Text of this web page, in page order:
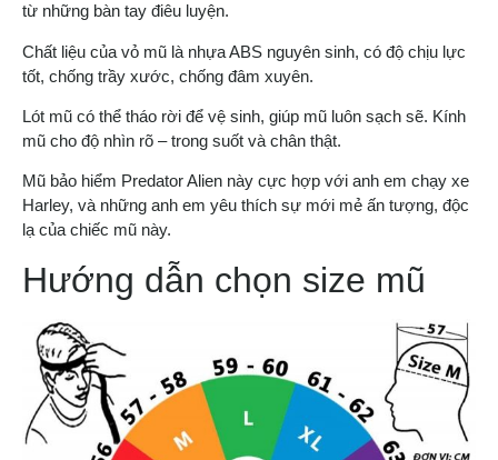
từ những bàn tay điêu luyện.
Chất liệu của vỏ mũ là nhựa ABS nguyên sinh, có độ chịu lực
tốt, chống trầy xước, chống đâm xuyên.
Lót mũ có thể tháo rời để vệ sinh, giúp mũ luôn sạch sẽ. Kính
mũ cho độ nhìn rõ – trong suốt và chân thật.
Mũ bảo hiểm Predator Alien này cực hợp với anh em chạy xe
Harley, và những anh em yêu thích sự mới mẻ ấn tượng, độc
lạ của chiếc mũ này.
Hướng dẫn chọn size mũ